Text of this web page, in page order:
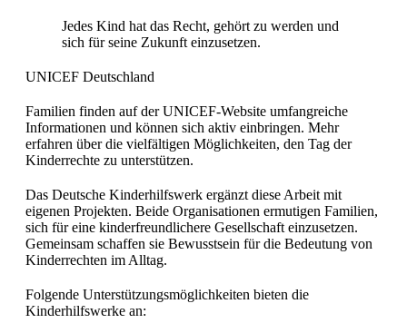
Jedes Kind hat das Recht, gehört zu werden und
sich für seine Zukunft einzusetzen.
UNICEF Deutschland
Familien finden auf der UNICEF-Website umfangreiche
Informationen und können sich aktiv einbringen. Mehr
erfahren über die vielfältigen Möglichkeiten, den Tag der
Kinderrechte zu unterstützen.
Das Deutsche Kinderhilfswerk ergänzt diese Arbeit mit
eigenen Projekten. Beide Organisationen ermutigen Familien,
sich für eine kinderfreundlichere Gesellschaft einzusetzen.
Gemeinsam schaffen sie Bewusstsein für die Bedeutung von
Kinderrechten im Alltag.
Folgende Unterstützungsmöglichkeiten bieten die
Kinderhilfswerke an: